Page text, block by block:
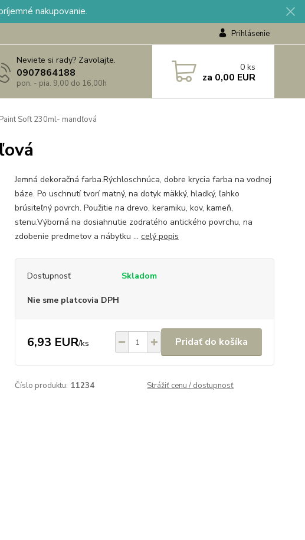
nakupovanie.
Prihlásenie
Neviete si rady? Zavolajte.
0907864188
pon. - pia. 9,00 do 16,00h
0 ks
za 0,00 EUR
Soft 230ml- mandľová
Jemná dekoračná farba.Rýchloschnúca, dobre krycia farba na vodnej
báze. Po uschnutí tvorí matný, na dotyk mäkký, hladký, ľahko
brúsiteľný povrch. Použitie na drevo, keramiku, kov, kameň,
stenu.Výborná na dosiahnutie zodratého antického povrchu, na
zdobenie predmetov a nábytku ... celý popis
Dostupnosť Skladom
Nie sme platcovia DPH
6,93 EUR/ks Pridať do košíka
Číslo produktu: 11234 Strážiť cenu / dostupnosť